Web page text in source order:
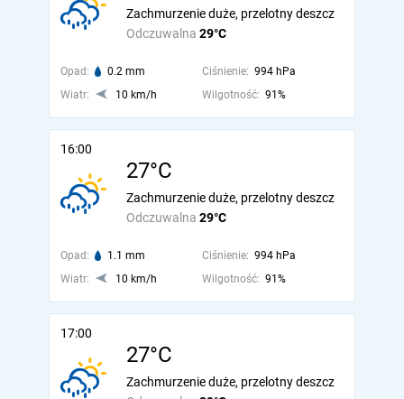
Odczuwalna 29°C
Zachmurzenie duże, przelotny deszcz
Opad: 0.2 mm Ciśnienie: 994 hPa
Wiatr:
10 km/h Wilgotność: 91%
16:00
27°C
Odczuwalna 29°C
Zachmurzenie duże, przelotny deszcz
Opad: 1.1 mm Ciśnienie: 994 hPa
Wiatr:
10 km/h Wilgotność: 91%
17:00
27°C
Zachmurzenie duże, przelotny deszcz